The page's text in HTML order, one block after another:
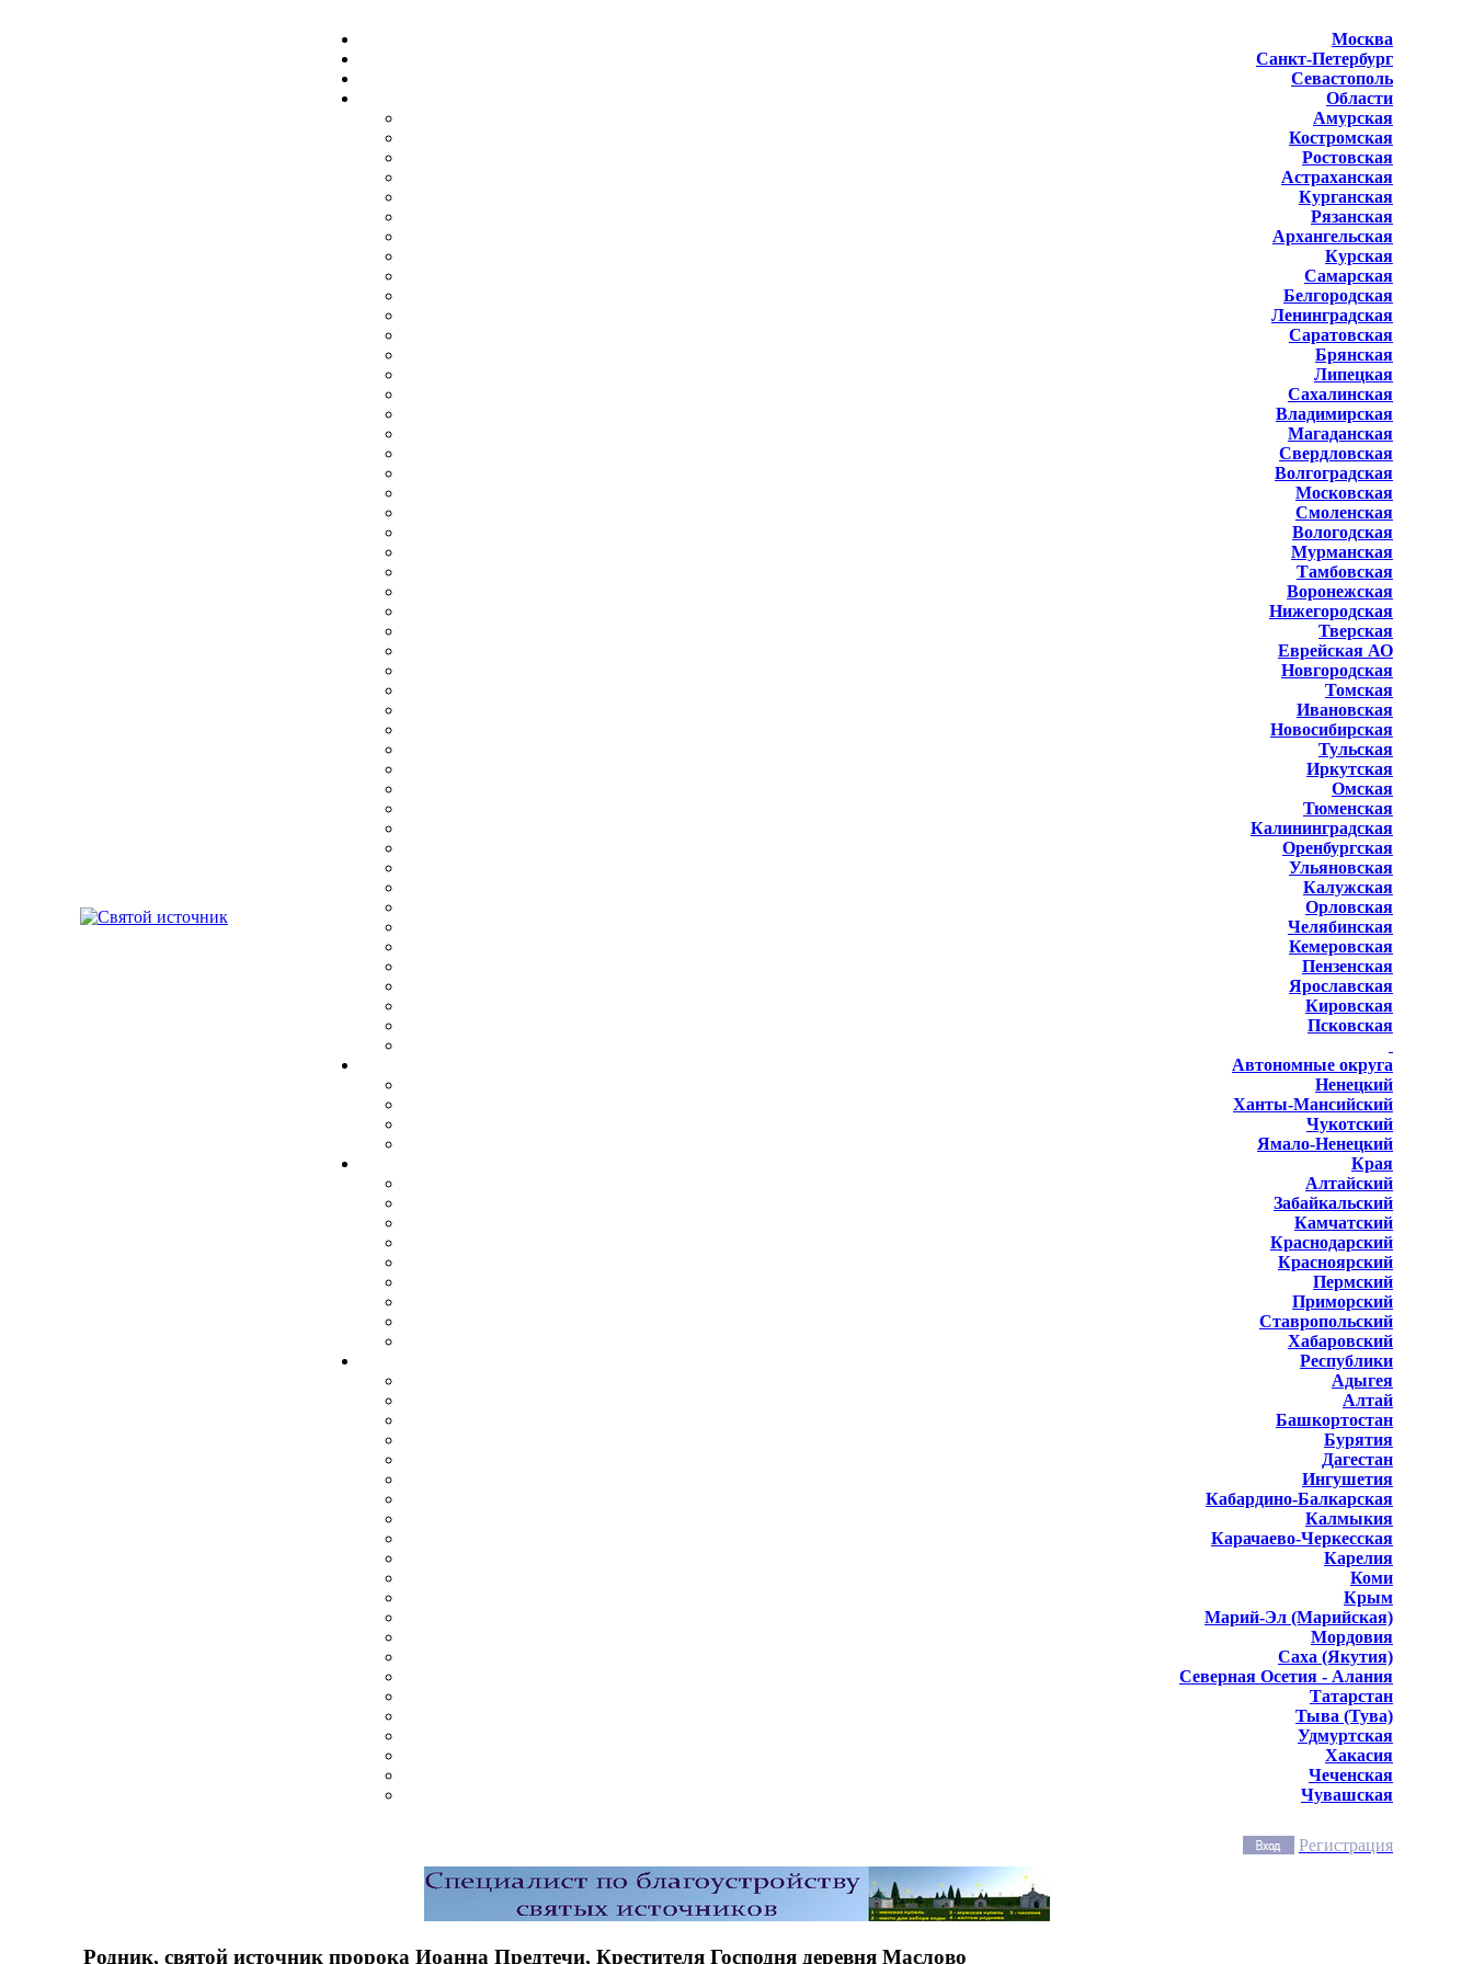
Москва
Санкт-Петербург
Севастополь
Области
Амурская
Костромская
Ростовская
Астраханская
Курганская
Рязанская
Архангельская
Курская
Самарская
Белгородская
Ленинградская
Саратовская
Брянская
Липецкая
Сахалинская
Владимирская
Магаданская
Свердловская
Волгоградская
Московская
Смоленская
Вологодская
Мурманская
Тамбовская
Воронежская
Нижегородская
Тверская
Еврейская АО
Новгородская
Томская
Ивановская
Новосибирская
Тульская
Иркутская
Омская
Тюменская
Калининградская
Оренбургская
Ульяновская
Калужская
Орловская
Челябинская
Кемеровская
Пензенская
Ярославская
Кировская
Псковская
Автономные округа
Ненецкий
Ханты-Мансийский
Чукотский
Ямало-Ненецкий
Края
Алтайский
Забайкальский
Камчатский
Краснодарский
Красноярский
Пермский
Приморский
Ставропольский
Хабаровский
Республики
Адыгея
Алтай
Башкортостан
Бурятия
Дагестан
Ингушетия
Кабардино-Балкарская
Калмыкия
Карачаево-Черкесская
Карелия
Коми
Крым
Марий-Эл (Марийская)
Мордовия
Саха (Якутия)
Северная Осетия - Алания
Татарстан
Тыва (Тува)
Удмуртская
Хакасия
Чеченская
Чувашская
Регистрация
Родник, святой источник пророка Иоанна Предтечи, Крестителя Господня деревня Маслово